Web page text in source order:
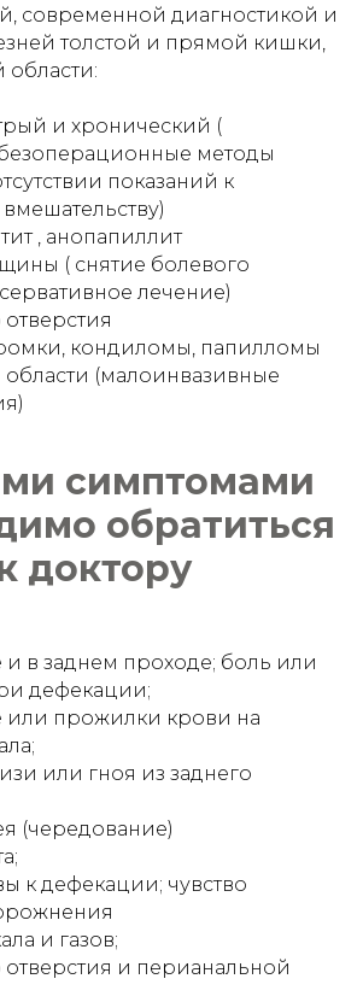
современной диагностикой и
толстой и прямой кишки,
области:
и хронический (
методы
показаний к
, анопапиллит
( снятие болевого
лечение)
кондиломы, папилломы
(малоинвазивные
симптомами
обратиться
доктору
и в заднем проходе; боль или
дефекации;
или прожилки крови на
или гноя из заднего
(чередование)
к дефекации; чувство
и газов;
отверстия и перианальной